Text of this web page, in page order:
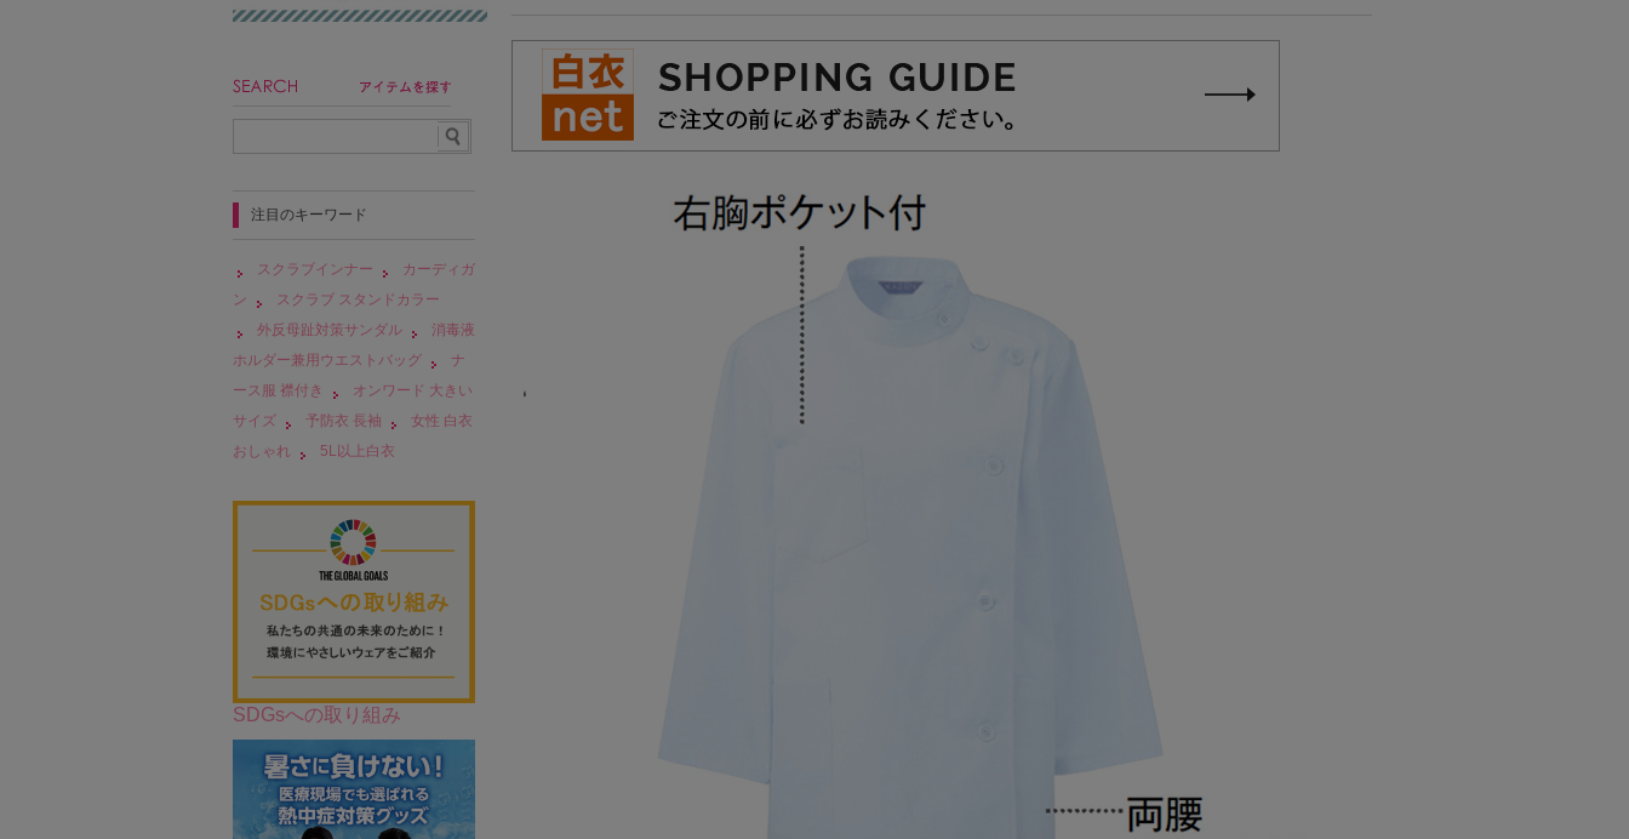
注目のキーワード
スクラブインナー
カーディガ
ン
スクラブ スタンドカラー
外反母趾対策サンダル
消毒液
ホルダー兼用ウエストバッグ
ナ
ース服 襟付き
オンワード 大きい
サイズ
予防衣 長袖
女性 白衣
おしゃれ
5L以上白衣
SDGsへの取り組み